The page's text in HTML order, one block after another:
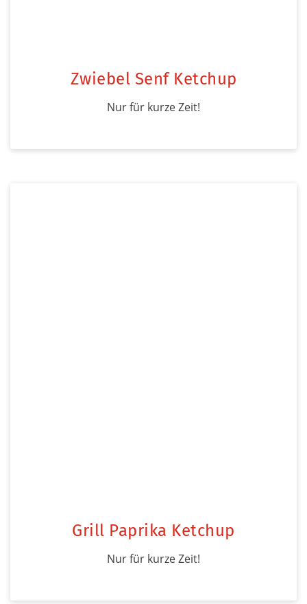
Zwiebel Senf Ketchup
Nur für kurze Zeit!
Grill Paprika Ketchup
Nur für kurze Zeit!